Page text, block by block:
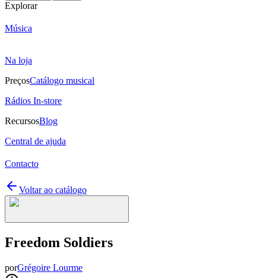
Explorar
Música
Na loja
PreçosCatálogo musical
Rádios In-store
RecursosBlog
Central de ajuda
Contacto
Voltar ao catálogo
Freedom Soldiers
porGrégoire Lourme